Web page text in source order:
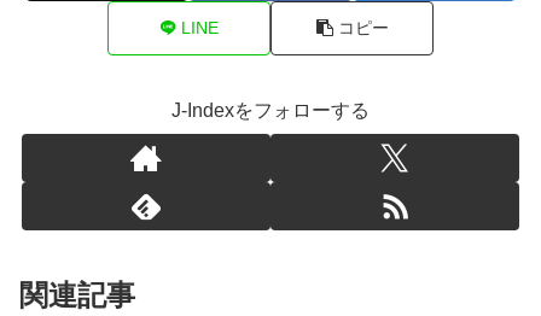
LINE コピー
J-Indexをフォローする
関連記事